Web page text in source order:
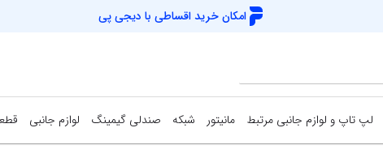
امکان خرید اقساطی با دیجی پی
لپ تاپ و لوازم جانبی مرتبط مانیتور شبکه صندلی گیمینگ لوازم جانبی